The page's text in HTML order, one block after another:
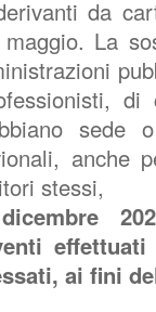
da
La
di
sede
anche
stessi,
ai fini